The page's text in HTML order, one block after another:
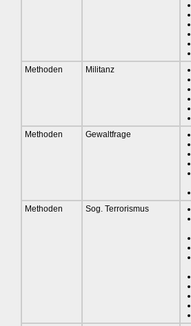
Methoden Militanz
Methoden Gewaltfrage
Methoden Sog. Terrorismus